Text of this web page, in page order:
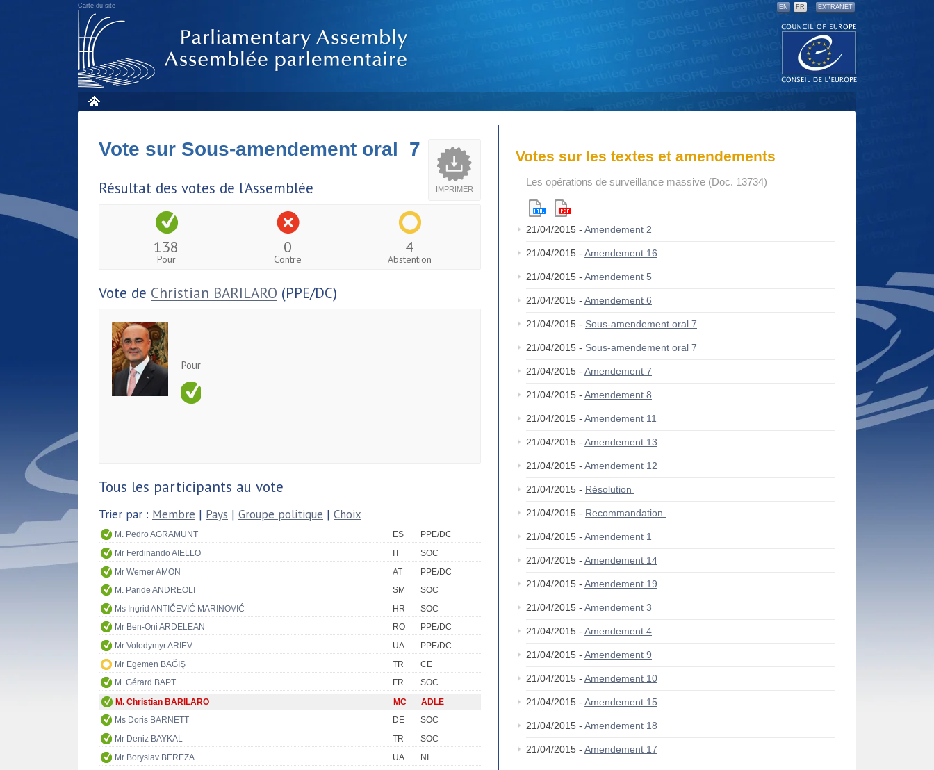
Carte du site EN FR EXTRANET
IMPRIMER
Vote sur Sous-amendement oral 7
Résultat des votes de l'Assemblée
138
Pour
0
Contre
4
Abstention
Vote de Christian BARILARO (PPE/DC)
Pour
Tous les participants au vote
Trier par : Membre | Pays | Groupe politique | Choix
M. Pedro AGRAMUNT ES
PPE/DC
Mr Ferdinando AIELLO
IT
SOC
Mr Werner AMON
AT
PPE/DC
M. Paride ANDREOLI
SM
SOC
Ms Ingrid ANTIČEVIĆ MARINOVIĆ
HR
SOC
Mr Ben-Oni ARDELEAN
RO
PPE/DC
Mr Volodymyr ARIEV
UA
PPE/DC
Mr Egemen BAĞIŞ
TR
CE
M. Gérard BAPT
FR
SOC
M. Christian BARILARO
MC
ADLE
Ms Doris BARNETT
DE
SOC
Mr Deniz BAYKAL
TR
SOC
Mr Boryslav BEREZA
UA
NI
Votes sur les textes et amendements
Les opérations de surveillance massive (Doc. 13734)
21/04/2015 - Amendement 2
21/04/2015 - Amendement 16
21/04/2015 - Amendement 5
21/04/2015 - Amendement 6
21/04/2015 - Sous-amendement oral 7
21/04/2015 - Sous-amendement oral 7
21/04/2015 - Amendement 7
21/04/2015 - Amendement 8
21/04/2015 - Amendement 11
21/04/2015 - Amendement 13
21/04/2015 - Amendement 12
21/04/2015 - Résolution
21/04/2015 - Recommandation
21/04/2015 - Amendement 1
21/04/2015 - Amendement 14
21/04/2015 - Amendement 19
21/04/2015 - Amendement 3
21/04/2015 - Amendement 4
21/04/2015 - Amendement 9
21/04/2015 - Amendement 10
21/04/2015 - Amendement 15
21/04/2015 - Amendement 18
21/04/2015 - Amendement 17